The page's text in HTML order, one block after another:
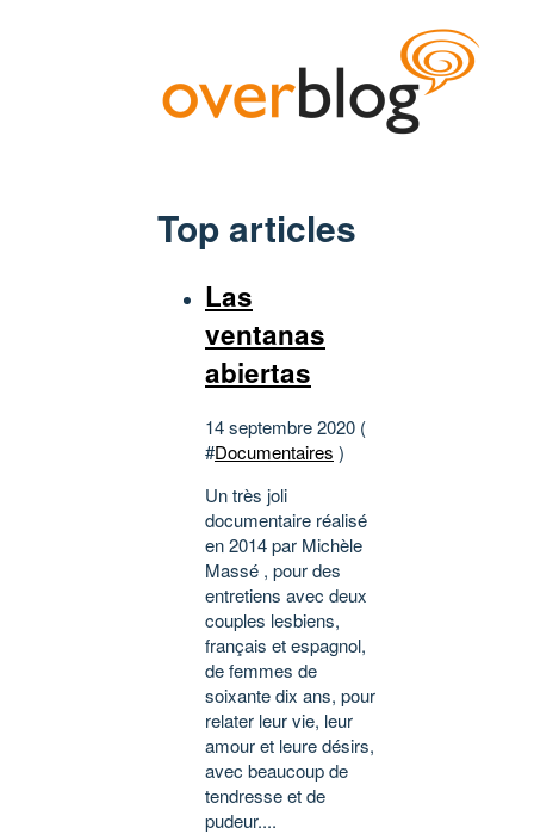
Top articles
Las
ventanas
abiertas
14 septembre 2020 (
#Documentaires )
Un très joli
documentaire réalisé
en 2014 par Michèle
Massé , pour des
entretiens avec deux
couples lesbiens,
français et espagnol,
de femmes de
soixante dix ans, pour
relater leur vie, leur
amour et leure désirs,
avec beaucoup de
tendresse et de
pudeur....